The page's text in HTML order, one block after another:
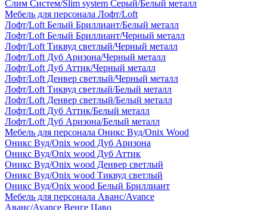
Слим Систем/Slim system Серый/Белый металл
Мебель для персонала Лофт/Loft
Лофт/Loft Белый Бриллиант/Белый металл
Лофт/Loft Белый Бриллиант/Черный металл
Лофт/Loft Тиквуд светлый/Черный металл
Лофт/Loft Дуб Аризона/Черный металл
Лофт/Loft Дуб Аттик/Черный металл
Лофт/Loft Денвер светлый/Черный металл
Лофт/Loft Тиквуд светлый/Белый металл
Лофт/Loft Денвер светлый/Белый металл
Лофт/Loft Дуб Аттик/Белый металл
Лофт/Loft Дуб Аризона/Белый металл
Мебель для персонала Оникс Вуд/Onix Wood
Оникс Вуд/Onix wood Дуб Аризона
Оникс Вуд/Onix wood Дуб Аттик
Оникс Вуд/Onix wood Денвер светлый
Оникс Вуд/Onix wood Тиквуд светлый
Оникс Вуд/Onix wood Белый Бриллиант
Мебель для персонала Аванс/Avance
Аванс/Avance Венге Цаво